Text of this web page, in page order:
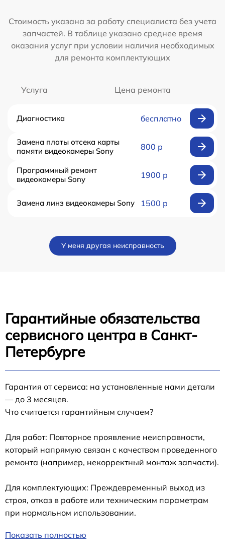
Стоимость указана за работу специалиста без учета
запчастей. В таблице указано среднее время
оказания услуг при условии наличия необходимых
для ремонта комплектующих
Услуга Цена ремонта
Диагностика бесплатно
Замена платы отсека карты
памяти видеокамеры Sony
800 р
Программный ремонт
видеокамеры Sony
1900 р
Замена линз видеокамеры Sony 1500 р
У меня другая неисправность
Гарантийные обязательства
сервисного центра в Санкт-
Петербурге
Гарантия от сервиса: на установленные нами детали
— до 3 месяцев.
Что считается гарантийным случаем?
Для работ: Повторное проявление неисправности,
который напрямую связан с качеством проведенного
ремонта (например, некорректный монтаж запчасти).
Для комплектующих: Преждевременный выход из
строя, отказ в работе или техническим параметрам
при нормальном использовании.
Показать полностью